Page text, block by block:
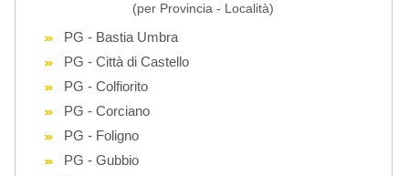
(per Provincia - Località)
PG - Bastia Umbra
PG - Città di Castello
PG - Colfiorito
PG - Corciano
PG - Foligno
PG - Gubbio